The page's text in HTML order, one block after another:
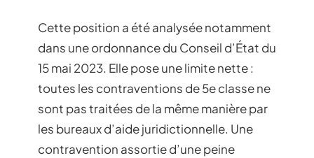
Cette position a été analysée notamment
dans une ordonnance du Conseil d’État du
15 mai 2023. Elle pose une limite nette :
toutes les contraventions de 5e classe ne
sont pas traitées de la même manière par
les bureaux d’aide juridictionnelle. Une
contravention assortie d’une peine